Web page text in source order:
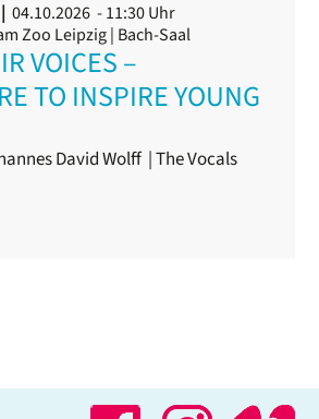
04.10.2026 - 11:30 Uhr
Zoo Leipzig | Bach-Saal
VOICES –
TO INSPIRE YOUNG
David Wolff |The Vocals